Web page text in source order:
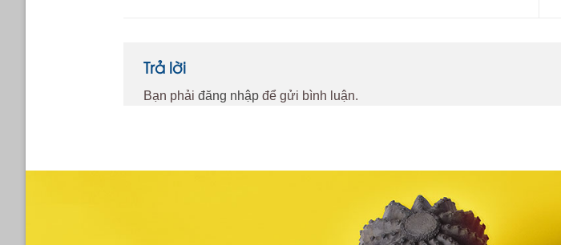
Trả lời
Bạn phải đăng nhậpđể gửi bình luận.